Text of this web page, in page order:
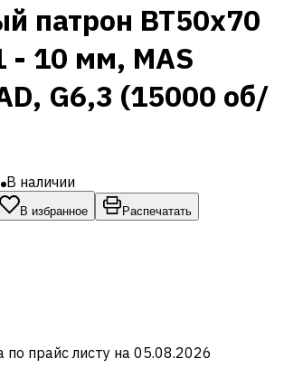
патрон BT50х70
- 10 мм, MAS
G6,3 (15000 об/
В наличии
В избранное Распечатать
по прайс листу на 05.08.2026